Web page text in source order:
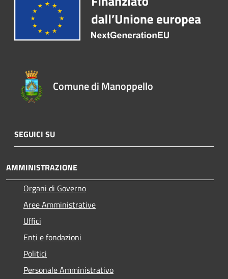
Comune di Manoppello
SEGUICI SU
AMMINISTRAZIONE
Organi di Governo
Aree Amministrative
Uffici
Enti e fondazioni
Politici
Personale Amministrativo